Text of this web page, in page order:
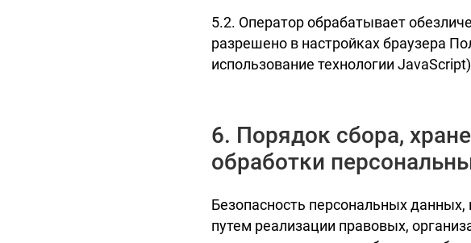
5.2. Оператор обрабатывает
разрешено в настройках браузера
использование технологии
6. Порядок сбора,
обработки
Безопасность персональных
путем реализации правовых,